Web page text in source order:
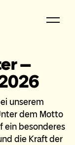
–
unserem
dem Motto
ein besonderes
die Kraft der